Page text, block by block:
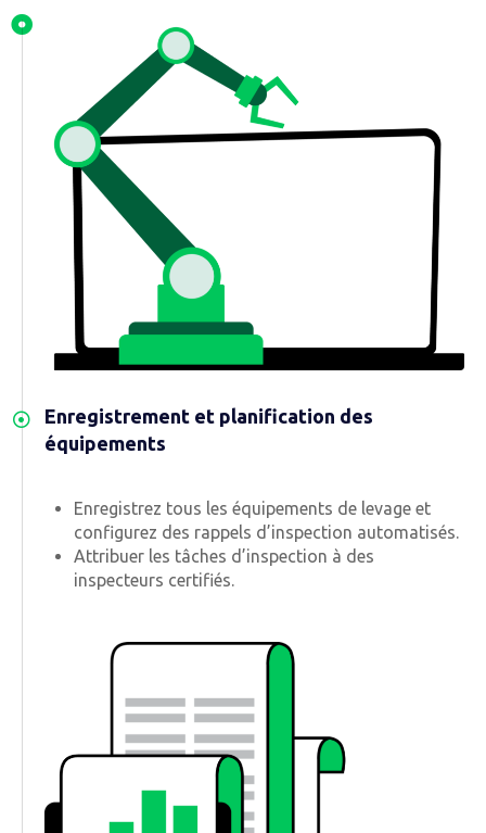
Enregistrement et planification des
équipements
Enregistrez tous les équipements de levage et
configurez des rappels d’inspection automatisés.
Attribuer les tâches d’inspection à des
inspecteurs certifiés.